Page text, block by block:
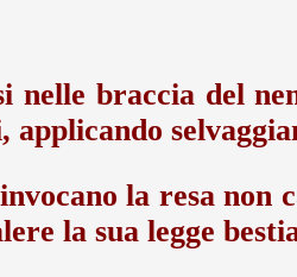
nelle braccia del
applicando
la resa non
la sua legge